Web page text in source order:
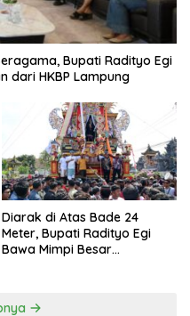
Bupati Radityo Egi
dari HKBP Lampung
Diarak di Atas Bade 24
Meter, Bupati Radityo Egi
Bawa Mimpi Besar